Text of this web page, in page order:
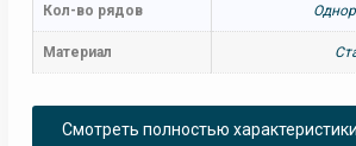
Кол-во рядов
Материал
Смотреть полностью характеристики